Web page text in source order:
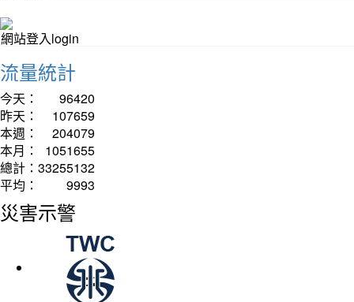
網站登入login
流量統計
今天：
96420
昨天：
107659
本週：
204079
本月：
1051655
總計： 33255132
平均：
9993
災害示警